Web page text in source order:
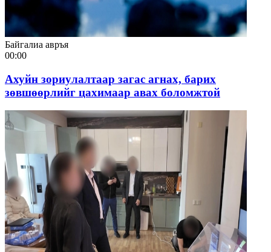
Байгалиа авръя
00:00
Ахуйн зориулалтаар загас агнах, барих
зөвшөөрлийг цахимаар авах боломжтой